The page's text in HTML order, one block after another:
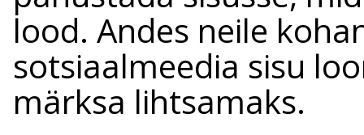
lood. Andes neile
sotsiaalmeedia sisu
märksa lihtsamaks.